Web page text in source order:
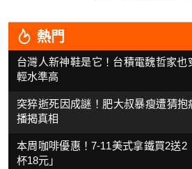
熱門
台灣人新神鞋是它！台積電魏哲家
輕水準高
突猝逝死因成謎！肥大叔暴瘦遭猜
播揭真相
本周咖啡優惠！7-11美式拿鐵買2送
杯18元」